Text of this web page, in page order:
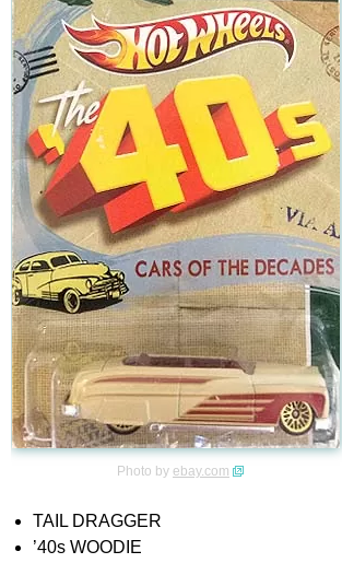
Photo by ebay.com
TAIL DRAGGER
’40s WOODIE